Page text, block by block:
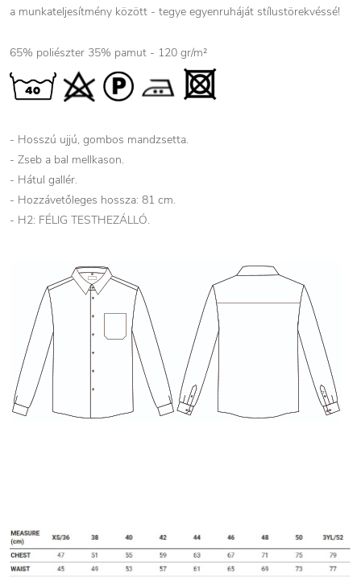
a munkateljesítmény között - tegye egyenruháját stílustörekvéssé!
65% poliészter 35% pamut - 120 gr/m²
- Hosszú ujjú, gombos mandzsetta.
- Zseb a bal mellkason.
- Hátul gallér.
- Hozzávetőleges hossza: 81 cm.
- H2: FÉLIG TESTHEZÁLLÓ.